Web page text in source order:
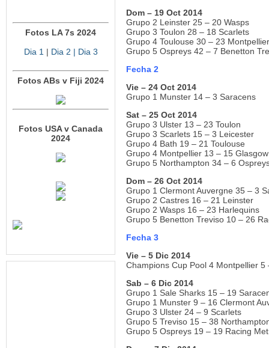
Fotos LA 7s 2024
Dia 1 | Dia 2 | Dia 3
Fotos ABs v Fiji 2024
Fotos USA v Canada
2024
Dom – 19 Oct 2014
Grupo 2 Leinster 25 – 20 Wasps
Grupo 3 Toulon 28 – 18 Scarlets
Grupo 4 Toulouse 30 – 23 Montpellier
Grupo 5 Ospreys 42 – 7 Benetton
Fecha 2
Vie – 24 Oct 2014
Grupo 1 Munster 14 – 3 Saracens
Sat – 25 Oct 2014
Grupo 3 Ulster 13 – 23 Toulon
Grupo 3 Scarlets 15 – 3 Leicester
Grupo 4 Bath 19 – 21 Toulouse
Grupo 4 Montpellier 13 – 15 Glasgow
Grupo 5 Northampton 34 – 6
Dom – 26 Oct 2014
Grupo 1 Clermont Auvergne 35 – 3
Grupo 2 Castres 16 – 21 Leinster
Grupo 2 Wasps 16 – 23 Harlequins
Grupo 5 Benetton Treviso 10 – 26
Fecha 3
Vie – 5 Dic 2014
Champions Cup Pool 4 Montpellier 5
Sab – 6 Dic 2014
Grupo 1 Sale Sharks 15 – 19
Grupo 1 Munster 9 – 16 Clermont
Grupo 3 Ulster 24 – 9 Scarlets
Grupo 5 Treviso 15 – 38
Grupo 5 Ospreys 19 – 19 Racing